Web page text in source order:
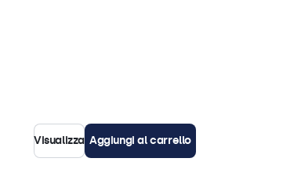
Visualizza Aggiungi al carrello